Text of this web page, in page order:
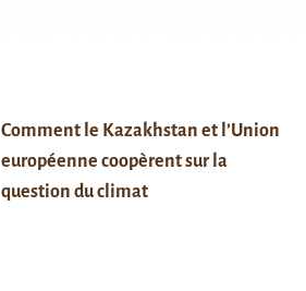
Comment le Kazakhstan et l’Union
européenne coopèrent sur la
question du climat